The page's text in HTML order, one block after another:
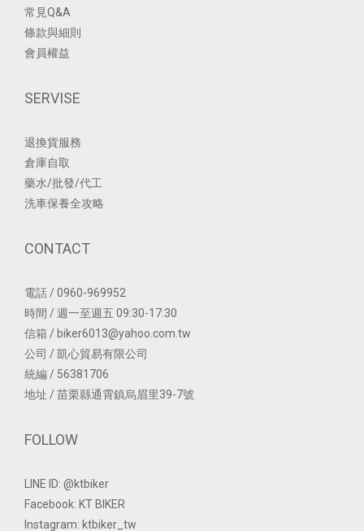
常見Q&A
條款與細則
會員權益
SERVISE
退換貨服務
倉庫自取
藥水/批發/代工
洗車保養全攻略
CONTACT
電話 / 0960-969952
時間 / 週一至週五 09:30-17:30
信箱 / biker6013@yahoo.com.tw
公司 / 凱心貿易有限公司
統編 / 56381706
地址 / 苗栗縣通霄鎮烏眉里39-7號
FOLLOW
LINE ID: @ktbiker
Facebook: KT BIKER
Instagram: ktbiker_tw